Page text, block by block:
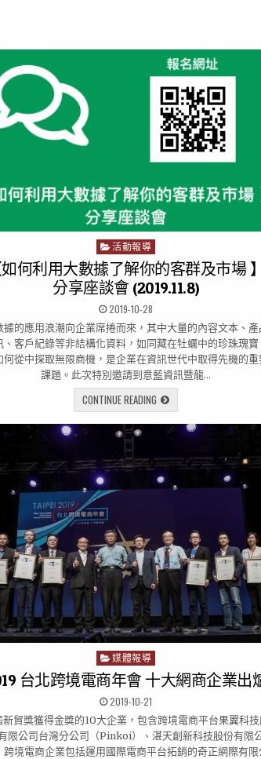
P
o
s
t
e
d
i
n
活動報導
如何利用大數據了解你的客群及市場 】
分享座談會 (2019.11.8)
2019-10-28
據的應用浪潮向企業席捲而來，其中大量的內容文本、產
、客戶紀錄等非結構化資料，如同藏在牡蠣中的珍珠瑰寶
何從中探取無限商機，是企業在資訊世代中取得先機的重
課題。此次特別邀請到意藍資訊暨龍…
CONTINUE READING
P
o
s
t
e
d
i
媒體報導
台北跨境電商年會 十大網商企業出
2019-10-21
新貿獎獲得金獎的10大企業，包含跨境電商平台果翼科技
限公司台灣分公司（Pinkoi）、湛天創新科技股份有限
跨境電商企業包括運用國際電商平台拓銷的奇正網際有限